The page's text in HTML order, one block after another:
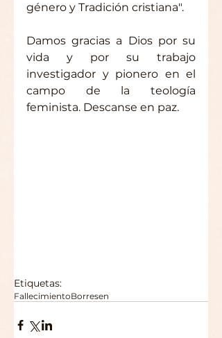
género y Tradición cristiana".
Damos gracias a Dios por su
vida y por su trabajo
investigador y pionero en el
campo de la teología
feminista. Descanse en paz.
Etiquetas:
FallecimientoBorresen